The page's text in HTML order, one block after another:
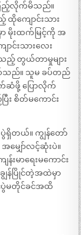
ြည့်လိုက်မိသည်။
ထိုကျောင်းသား
ာ မိုးထက်မြင့်ကို အ
င်းသားလေး
တွယ်တာမှုများ
စ်သည်။ သူမ ခပ်တည်
ဆံဖို့ ပြောလိုက်
း စိတ်မကောင်း
ရှိတယ်။ ကျွန်တော်
မျှော်လင့်ဆုံးပဲ။
မာရေးမကောင်း
န်ပြိုင်တဲ့အထဲမှာ
ပွဲမတိုင်ခင်အထိ